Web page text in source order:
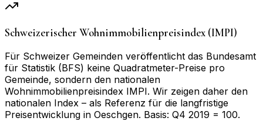
Schweizerischer Wohnimmobilienpreisindex (IMPI)
Für Schweizer Gemeinden veröffentlicht das Bundesamt
für Statistik (BFS) keine Quadratmeter-Preise pro
Gemeinde, sondern den nationalen
Wohnimmobilienpreisindex IMPI. Wir zeigen daher den
nationalen Index – als Referenz für die langfristige
Preisentwicklung in Oeschgen. Basis: Q4 2019 = 100.